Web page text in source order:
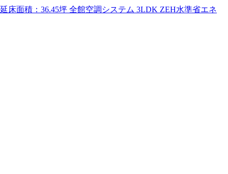
床面積：36.45坪 全館空調システム 3LDK ZEH水準省エネ